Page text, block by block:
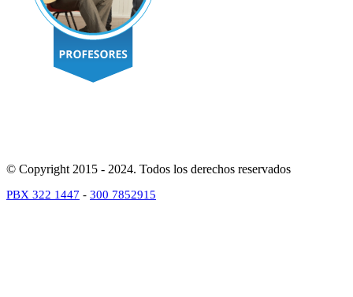
© Copyright 2015 - 2024. Todos los derechos reservados
PBX 322 1447 - 300 7852915